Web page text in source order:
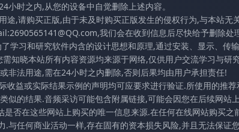
时之内,从您的设备中自觉删除上述内容。
,请购买正版,由于未及时购买正版发生的侵权行为,与本站无
我们会在收到信息后尽快给予删除处
学习和研究软件内含的设计思想和原理,通过安装、显示、传
知晓本站所有内容资源均来源于网络,仅供用户交流学习与研
非法用途,需在24小时之内删除,否则后果均由用户承担责任!
益或实际结果示例的声明均可应要求进行验证.所使用的推
似的结果.音频采访可能包含附属链接,可能会因您在后续网站
否在这些网站上购买的唯一信息来源.在任何在线网站购买之
与任何商业活动一样,存在固有的资本损失风险,并且无法保证